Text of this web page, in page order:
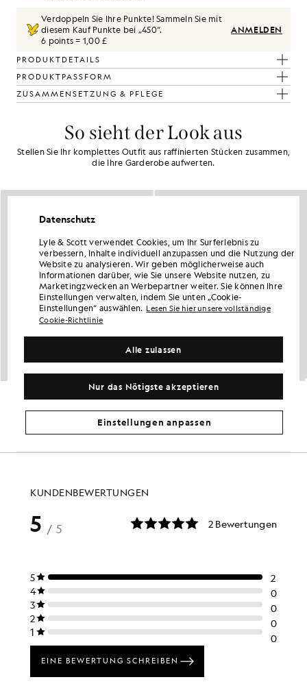
Verdoppeln Sie Ihre Punkte! Sammeln Sie mit
diesem Kauf Punkte bei „450“.
6 points = 1,00 £
ANMELDEN
PRODUKTDETAILS
PRODUKTPASSFORM
ZUSAMMENSETZUNG & PFLEGE
So sieht der Look aus
Stellen Sie Ihr komplettes Outfit aus raffinierten Stücken zusammen,
die Ihre Garderobe aufwerten.
Chino-Shorts von Course Stretch
GOLF
£65.00
Leichte Funktionsshorts
GOLF
£70.00
Datenschutz
Lyle & Scott verwendet Cookies, um Ihr Surferlebnis zu
verbessern, Inhalte individuell anzupassen und die Nutzung der
Website zu analysieren. Wir geben möglicherweise auch
Informationen darüber, wie Sie unsere Website nutzen, zu
Marketingzwecken an Werbepartner weiter. Sie können Ihre
Einstellungen verwalten, indem Sie unten „Cookie-
Einstellungen“ auswählen. Lesen Sie hier unsere vollständige
Cookie-Richtlinie
Nur das Nötigste akzeptieren
Alle zulassen
Einstellungen anpassen